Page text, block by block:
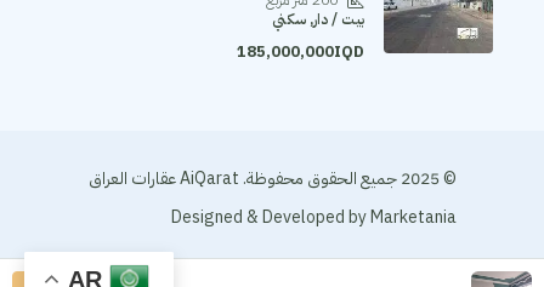
بيت / دار, سكني
185,000,000IQD
© 2025 جميع الحقوق محفوظة. AiQarat عقارات العراق
Designed & Developed byMarketania
AR